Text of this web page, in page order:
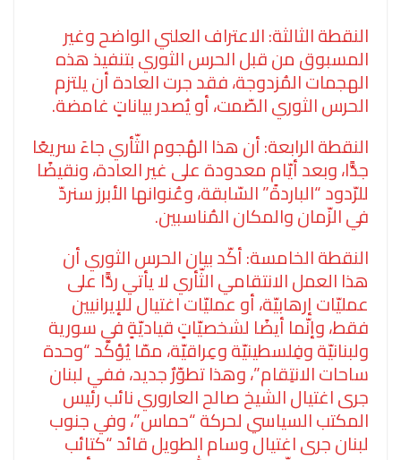
النقطة الثالثة: الاعتراف العلني الواضح وغير
المسبوق من قبل الحرس الثوري بتنفيذ هذه
الهجمات المُزدوجة، فقد جرت العادة أن يلتزم
الحرس الثوري الصّمت، أو يُصدر بياناتٍ غامضة.
النقطة الرابعة: أن هذا الهُجوم الثّأري جاءَ سريعًا
جدًّا، وبعد أيّامٍ معدودة على غير العادة، ونقيضًا
للرّدود “الباردة” السّابقة، وعُنوانها الأبرز سنردّ
في الزّمان والمكان المُناسبين.
النقطة الخامسة: أكّد بيان الحرس الثوري أن
هذا العمل الانتقامي الثّأري لا يأتي ردًّا على
عمليّات إرهابيّة، أو عمليّات اغتيال للإيرانيين
فقط، وإنّما أيضًا لشخصيّاتٍ قياديّةٍ في سورية
ولبنانيّة وفِلسطينيّة وعِراقيّة، ممّا يُؤكّد “وحدة
ساحات الانتِقام”، وهذا تطوّرٌ جديد، ففي لبنان
جرى اغتيال الشيخ صالح العاروري نائب رئيس
المكتب السياسي لحركة “حماس”، وفي جنوب
لبنان جرى اغتيال وسام الطويل قائد “كتائب